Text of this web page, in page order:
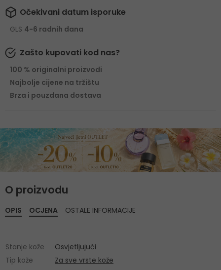
Očekivani datum isporuke
GLS 4-6 radnih dana
Zašto kupovati kod nas?
100 % originalni proizvodi
Najbolje cijene na tržištu
Brza i pouzdana dostava
O proizvodu
OPIS
Stanje kože
Osvjetljujući
Tip kože
Za sve vrste kože
OCJENA OSTALE INFORMACIJE